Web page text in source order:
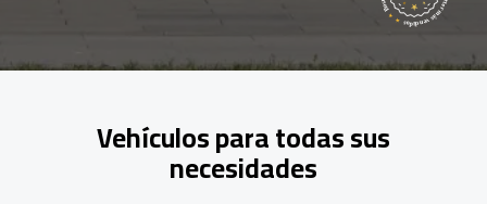
Vehículos para todas sus
necesidades